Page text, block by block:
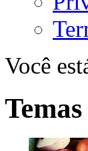
Você